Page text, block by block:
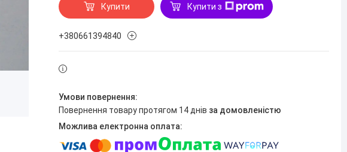
Купити Купити з
+380661394840
повернення товару протягом 14 днів за домовленістю